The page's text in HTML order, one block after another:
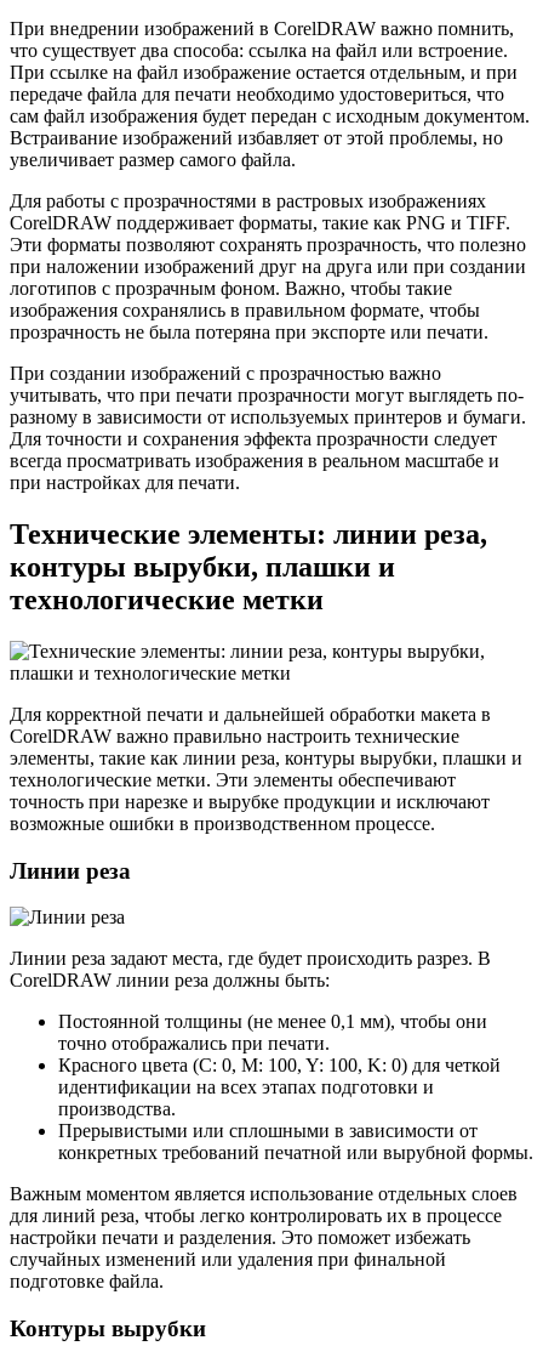
При внедрении изображений в CorelDRAW важно помнить,
что существует два способа: ссылка на файл или встроение.
При ссылке на файл изображение остается отдельным, и при
передаче файла для печати необходимо удостовериться, что
сам файл изображения будет передан с исходным документом.
Встраивание изображений избавляет от этой проблемы, но
увеличивает размер самого файла.
Для работы с прозрачностями в растровых изображениях
CorelDRAW поддерживает форматы, такие как PNG и TIFF.
Эти форматы позволяют сохранять прозрачность, что полезно
при наложении изображений друг на друга или при создании
логотипов с прозрачным фоном. Важно, чтобы такие
изображения сохранялись в правильном формате, чтобы
прозрачность не была потеряна при экспорте или печати.
При создании изображений с прозрачностью важно
учитывать, что при печати прозрачности могут выглядеть по-
разному в зависимости от используемых принтеров и бумаги.
Для точности и сохранения эффекта прозрачности следует
всегда просматривать изображения в реальном масштабе и
при настройках для печати.
Технические элементы: линии реза,
контуры вырубки, плашки и
технологические метки
Для корректной печати и дальнейшей обработки макета в
CorelDRAW важно правильно настроить технические
элементы, такие как линии реза, контуры вырубки, плашки и
технологические метки. Эти элементы обеспечивают
точность при нарезке и вырубке продукции и исключают
возможные ошибки в производственном процессе.
Линии реза
Линии реза задают места, где будет происходить разрез. В
CorelDRAW линии реза должны быть:
Постоянной толщины (не менее 0,1 мм), чтобы они
точно отображались при печати.
Красного цвета (C: 0, M: 100, Y: 100, K: 0) для четкой
идентификации на всех этапах подготовки и
производства.
Прерывистыми или сплошными в зависимости от
конкретных требований печатной или вырубной формы.
Важным моментом является использование отдельных слоев
для линий реза, чтобы легко контролировать их в процессе
настройки печати и разделения. Это поможет избежать
случайных изменений или удаления при финальной
подготовке файла.
Контуры вырубки